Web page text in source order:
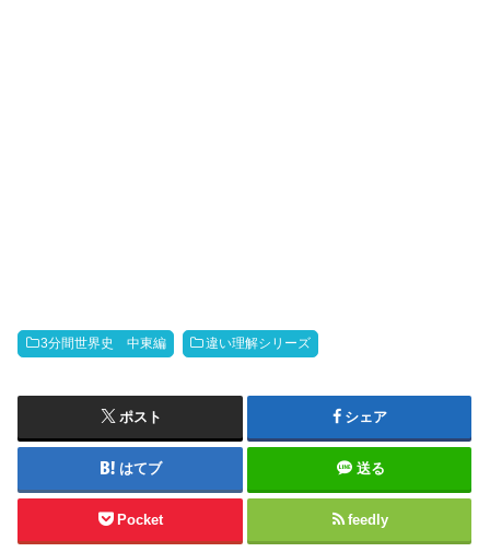
3分間世界史 中東編 違い理解シリーズ
ポスト シェア
はてブ 送る
Pocket feedly